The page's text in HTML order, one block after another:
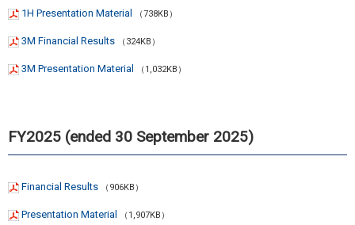
1H Presentation Material （738KB）
3M Financial Results （324KB）
3M Presentation Material （1,032KB）
FY2025 (ended 30 September 2025)
Financial Results （906KB）
Presentation Material （1,907KB）